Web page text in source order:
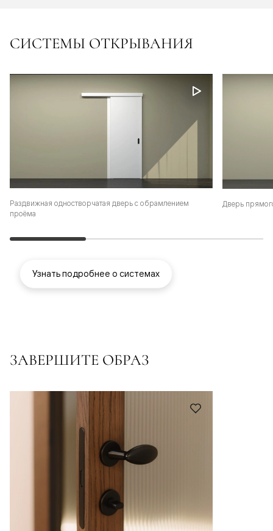
СИСТЕМЫ ОТКРЫВАНИЯ
Раздвижная одностворчатая дверь с обрамлением
проёма
Дверь
Узнать подробнее о системах
ЗАВЕРШИТЕ ОБРАЗ